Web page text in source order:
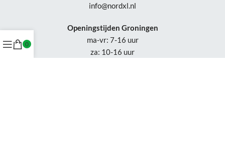
info@nordxl.nl
Openingstijden Groningen
ma-vr: 7-16 uur
za: 10-16 uur
0